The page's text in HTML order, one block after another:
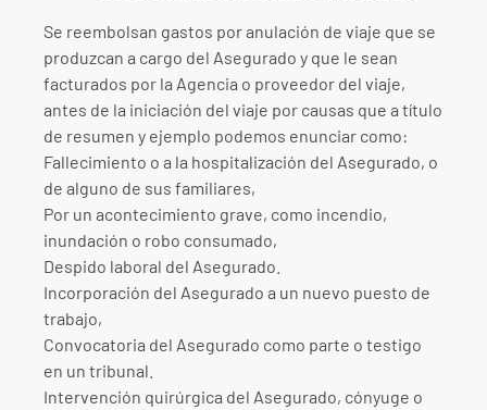
Se reembolsan gastos por anulación de viaje que se
produzcan a cargo del Asegurado y que le sean
facturados por la Agencia o proveedor del viaje,
antes de la iniciación del viaje por causas que a título
de resumen y ejemplo podemos enunciar como:
Fallecimiento o a la hospitalización del Asegurado, o
de alguno de sus familiares,
Por un acontecimiento grave, como incendio,
inundación o robo consumado,
Despido laboral del Asegurado.
Incorporación del Asegurado a un nuevo puesto de
trabajo,
Convocatoria del Asegurado como parte o testigo
en un tribunal.
Intervención quirúrgica del Asegurado, cónyuge o